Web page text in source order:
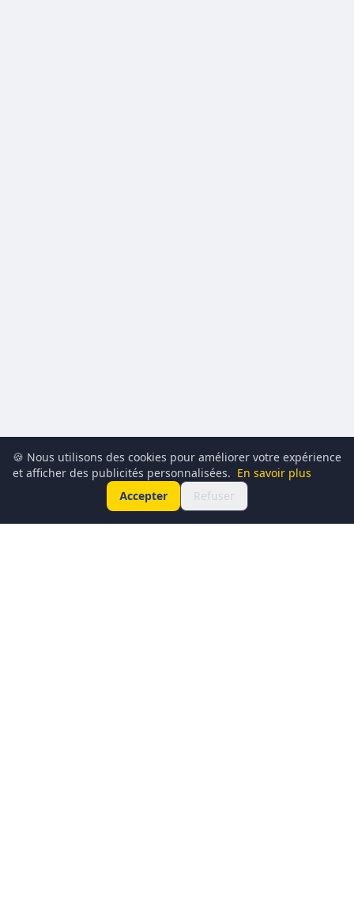
🍪 Nous utilisons des cookies pour améliorer votre expérience
et afficher des publicités personnalisées. En savoir plus
Accepter
Refuser